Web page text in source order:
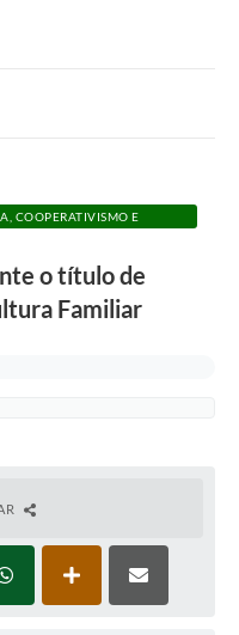
COOPERATIVISMO E
o título de
Familiar